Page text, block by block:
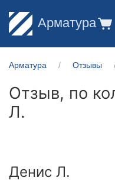
Арматура
Арматура Отзывы
Отзыв, по
Л.
Денис Л.